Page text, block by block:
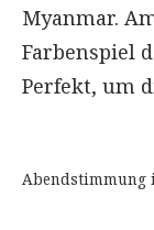
Myanmar.
Farbenspiel
Perfekt, um
Abendstimmung